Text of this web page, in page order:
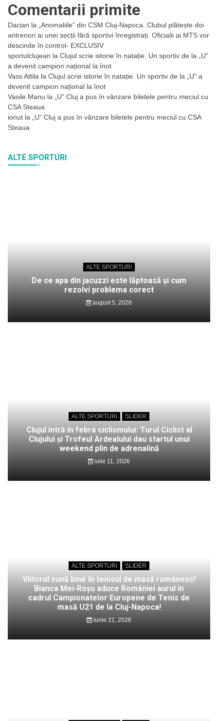
Comentarii primite
Dacian la
„Anomaliile” din CSM Cluj-Napoca. Clubul plătește doi
antrenori ai unei secții fără sportivi înregistrați. Oficialii ai MTS vor
descinde în control- EXCLUSIV
sportulclujean la Clujul scrie istorie în natație. Un sportiv de la „U”
a devenit campion național la înot
Vass Attila la Clujul scrie istorie în natație. Un sportiv de la „U” a
devenit campion național la înot
Vasile Manu la
„U” Cluj a pus în vânzare biletele pentru meciul cu
CSA Steaua
ionut la
„U” Cluj a pus în vânzare biletele pentru meciul cu CSA
Steaua
ALTE SPORTURI
ALTE SPORTURI
De ce apa din jacuzzi este lăptoasă și cum
rezolvi problema corect
august 5, 2026
ALTE SPORTURI SLIDER
Clujul intră în febra ciclismului: Turul Ciclist al
Clujului și Trofeul Ardealului dau startul unui
weekend plin de adrenalină
iulie 11, 2026
ALTE SPORTURI SLIDER
Viitorul sună bine în tenisul de masă românesc!
Bianca Mei-Roșu aduce României aurul în
cadrul Campionatelor Europene de Tenis de
masă U21 de la Cluj-Napoca!
iunie 21, 2026